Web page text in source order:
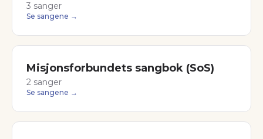
3 sanger
Se sangene →
Misjonsforbundets sangbok (SoS)
2 sanger
Se sangene →